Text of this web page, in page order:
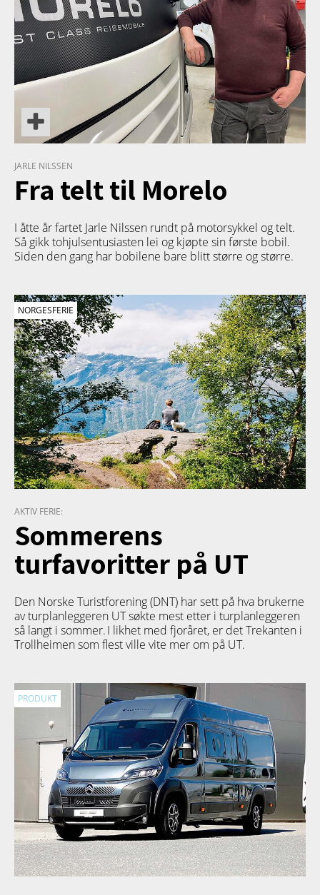
JARLE NILSSEN
Fra telt til Morelo
I åtte år fartet Jarle Nilssen rundt på motorsykkel og telt.
Så gikk tohjulsentusiasten lei og kjøpte sin første bobil.
Siden den gang har bobilene bare blitt større og større.
NORGESFERIE
AKTIV FERIE:
Sommerens
turfavoritter på UT
Den Norske Turistforening (DNT) har sett på hva brukerne
av turplanleggeren UTsøkte mest etter i turplanleggeren
så langt i sommer. I likhet med fjoråret, er det Trekanten i
Trollheimen som flest ville vite mer om på UT.
PRODUKT